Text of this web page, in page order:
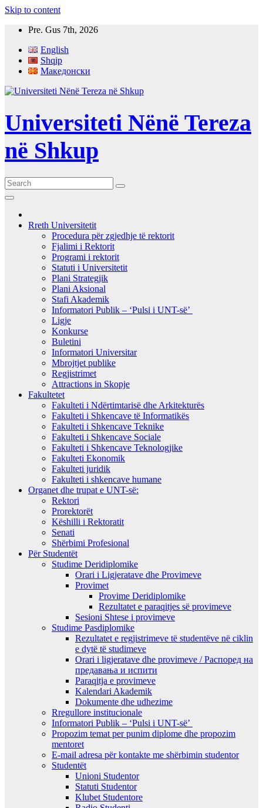
Skip to content
Pre. Gus 7th, 2026
English
Shqip
Македонски
Universiteti Nënë Tereza
në Shkup
Rreth Universitetit
Procedura për zgjedhje të rektorit
Fjalimi i Rektorit
Programi i rektorit
Statuti i Universitetit
Plani Strategjik
Plani Aksional
Stafi Akademik
Informatori Publik – ‘Pulsi i UNT-së’
Ligje
Konkurse
Buletini
Informatori Universitar
Mbrojtjet publike
Regjistrimet
Attractions in Skopje
Fakultetet
Fakulteti i Ndërtimtarisë dhe Arkitekturës
Fakulteti i Shkencave të Informatikës
Fakulteti i Shkencave Teknike
Fakulteti i Shkencave Sociale
Fakulteti i Shkencave Teknologjike
Fakulteti Ekonomik
Fakulteti juridik
Fakulteti i shkencave humane
Organet dhe trupat e UNT-së:
Rektori
Prorektorët
Këshilli i Rektoratit
Senati
Shërbimi Profesional
Për Studentët
Studime Deridiplomike
Orari i Ligjeratave dhe Provimeve
Provimet
Provime Deridiplomike
Rezultatet e paraqitjes së provimeve
Sesioni Shtese i provimeve
Studime Pasdiplomike
Rezultatet e regjistrimeve të studentëve në ciklin
e dytë të studimeve
Orari i ligjeratave dhe provimeve / Распоред на
предавањa и испити
Paraqitja e provimeve
Kalendari Akademik
Dokumente dhe udhezime
Rregullore institucionale
Informatori Publik – ‘Pulsi i UNT-së’
Propozim temat per punim diplome dhe propozim
mentoret
E-mail adresa për kontakte me shërbimin studentor
Studentët
Unioni Studentor
Statuti Studentor
Klubet Studentore